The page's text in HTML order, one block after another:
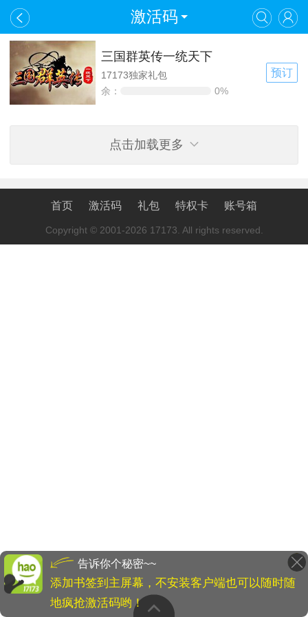
激活码
三国群英传一统天下
17173独家礼包
余：
0%
预订
点击加载更多
首页 激活码 礼包 特权卡 账号箱
Copyright © 2001-2026 17173. All rights reserved.
告诉你个秘密~~
添加书签到主屏幕，不安装客户端也可以随时随
地疯抢激活码哟！